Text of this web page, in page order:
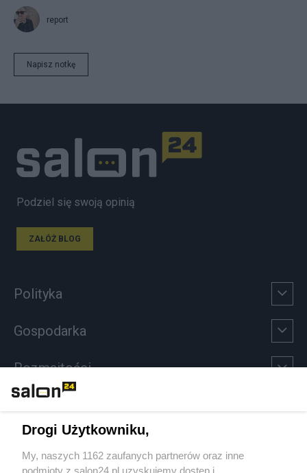
report
Napisz notkę
Podziel się swoją opinią
ZAŁÓŻ BLOG
Polityka
Gospodarka
Rozmaitości
Sport
Drogi Użytkowniku,
My, naszych 1162 zaufanych partnerów oraz inne
podmioty z salon24.pl uzyskujemy dostęp i